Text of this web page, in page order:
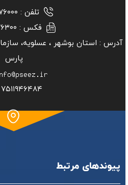
تلفن :
فکس :
آدرس : استان بوشهر ‏، عسلویه،
پارس
۷۵۱۱۹۴۶۴۸۴
پیوندهای مرتبط